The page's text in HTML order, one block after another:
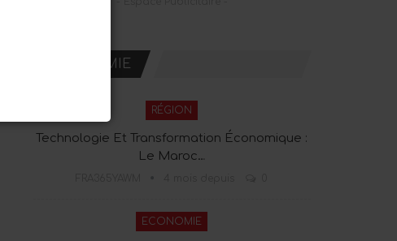
ECONOMIE
RÉGION
Technologie Et Transformation Économique :
Le Maroc…
ECONOMIE